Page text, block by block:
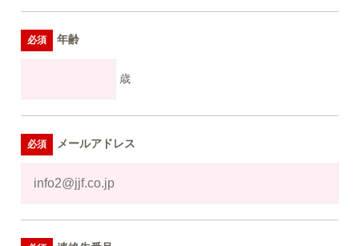
年齢
歳
メールアドレス